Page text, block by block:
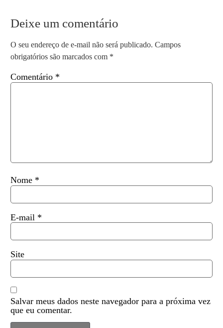
Deixe um comentário
O seu endereço de e-mail não será publicado. Campos
obrigatórios são marcados com *
Comentário *
Nome *
E-mail *
Site
Salvar meus dados neste navegador para a próxima vez
que eu comentar.